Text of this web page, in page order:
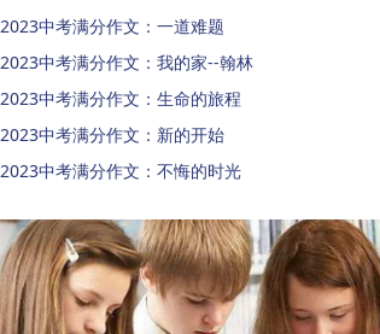
2023中考满分作文：一道难题
2023中考满分作文：我的家--翰林
2023中考满分作文：生命的旅程
2023中考满分作文：新的开始
2023中考满分作文：不悔的时光